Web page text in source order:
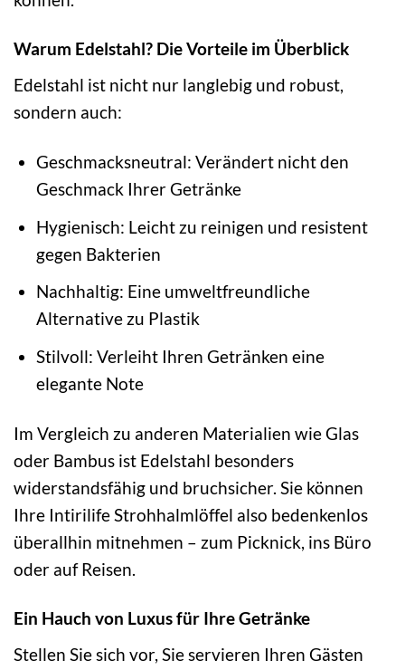
Warum Edelstahl? Die Vorteile im Überblick
Edelstahl ist nicht nur langlebig und robust,
sondern auch:
Geschmacksneutral: Verändert nicht den
Geschmack Ihrer Getränke
Hygienisch: Leicht zu reinigen und resistent
gegen Bakterien
Nachhaltig: Eine umweltfreundliche
Alternative zu Plastik
Stilvoll: Verleiht Ihren Getränken eine
elegante Note
Im Vergleich zu anderen Materialien wie Glas
oder Bambus ist Edelstahl besonders
widerstandsfähig und bruchsicher. Sie können
Ihre Intirilife Strohhalmlöffel also bedenkenlos
überallhin mitnehmen – zum Picknick, ins Büro
oder auf Reisen.
Ein Hauch von Luxus für Ihre Getränke
Stellen Sie sich vor, Sie servieren Ihren Gästen